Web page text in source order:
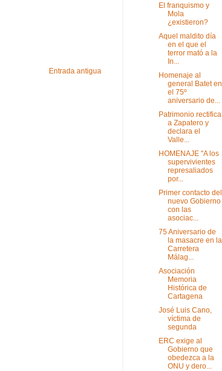
Entrada antigua
El franquismo y
Mola
¿existieron?
Aquel maldito día
en el que el
terror mató a la
In...
Homenaje al
general Batet en
el 75º
aniversario de...
Patrimonio rectifica
a Zapatero y
declara el
Valle...
HOMENAJE "A los
supervivientes
represaliados
por...
Primer contacto del
nuevo Gobierno
con las
asociac...
75 Aniversario de
la masacre en la
Carretera
Málag...
Asociación
Memoria
Histórica de
Cartagena
José Luis Cano,
víctima de
segunda
ERC exige al
Gobierno que
obedezca a la
ONU y dero...